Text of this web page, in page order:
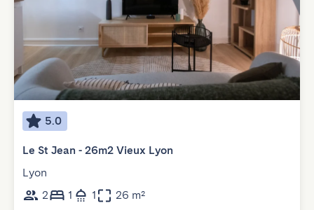
5.0
Le St Jean - 26m2 Vieux Lyon
Lyon
2
1 1 26 m²